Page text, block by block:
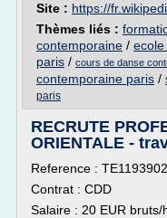
Site : https://
Thèmes liés :
contemporaine /
paris / cours de danse
contemporaine paris /
paris
RECRUTE
ORIENTALE -
Reference : TE1193902
Contrat : CDD
Salaire : 20 EUR